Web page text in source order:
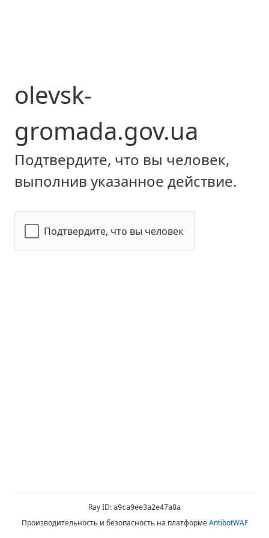
olevsk-
gromada.gov.ua
Подтвердите, что вы человек,
выполнив указанное действие.
Подтвердите, что вы человек
Ray ID: a9ca9ee3a2e47a8a
Производительность и безопасность на платформеAntibotWAF